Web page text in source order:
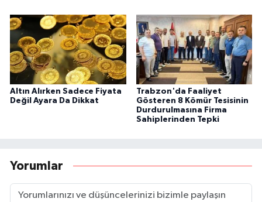
Altın Alırken Sadece Fiyata
Değil Ayara Da Dikkat
Trabzon'da Faaliyet
Gösteren 8 Kömür Tesisinin
Durdurulmasına Firma
Sahiplerinden Tepki
Yorumlar